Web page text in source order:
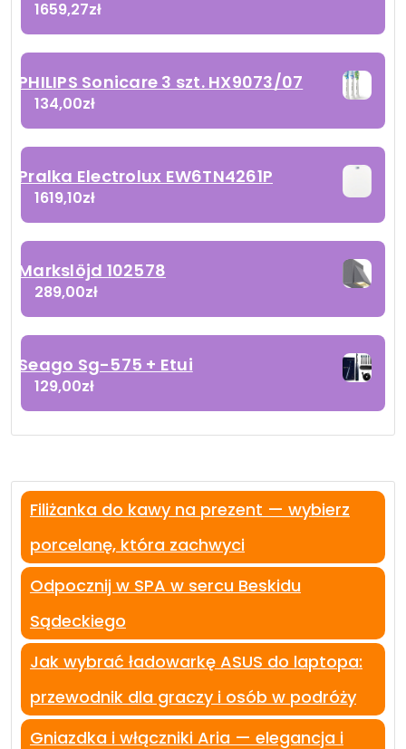
1659,27zł
PHILIPS Sonicare 3 szt. HX9073/07
134,00zł
Pralka Electrolux EW6TN4261P
1619,10zł
Markslöjd 102578
289,00zł
Seago Sg-575 + Etui
129,00zł
Filiżanka do kawy na prezent — wybierz
porcelanę, która zachwyci
Odpocznij w SPA w sercu Beskidu
Sądeckiego
Jak wybrać ładowarkę ASUS do laptopa:
przewodnik dla graczy i osób w podróży
Gniazdka i włączniki Aria — elegancja i